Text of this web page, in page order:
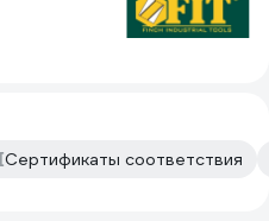
Сертификаты соответствия